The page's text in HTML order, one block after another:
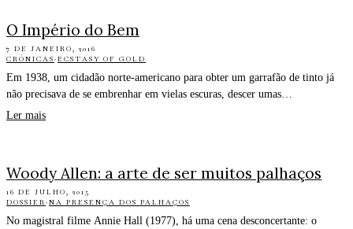
O Império do Bem
7 DE JANEIRO, 2016
CRÓNICAS·ECSTASY OF GOLD
Em 1938, um cidadão norte-americano para obter um garrafão de tinto já
não precisava de se embrenhar em vielas escuras, descer umas…
Ler mais
Woody Allen: a arte de ser muitos palhaços
16 DE JULHO, 2015
DOSSIER·NA PRESENÇA DOS PALHAÇOS
No magistral filme Annie Hall (1977), há uma cena desconcertante: o